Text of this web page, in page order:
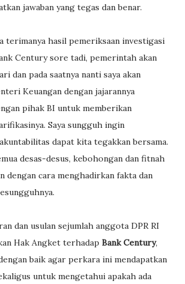
jawaban yang tegas dan benar.
terimanya hasil pemeriksaan investigasi
Century sore tadi, pemerintah akan
dan pada saatnya nanti saya akan
Keuangan dengan jajarannya
pihak BI untuk memberikan
Saya sungguh ingin
dapat kita tegakkan bersama.
desas-desus, kebohongan dan fitnah
dengan cara menghadirkan fakta dan
dan usulan sejumlah anggota DPR RI
Hak Angket terhadap Bank Century,
baik agar perkara ini mendapatkan
untuk mengetahui apakah ada